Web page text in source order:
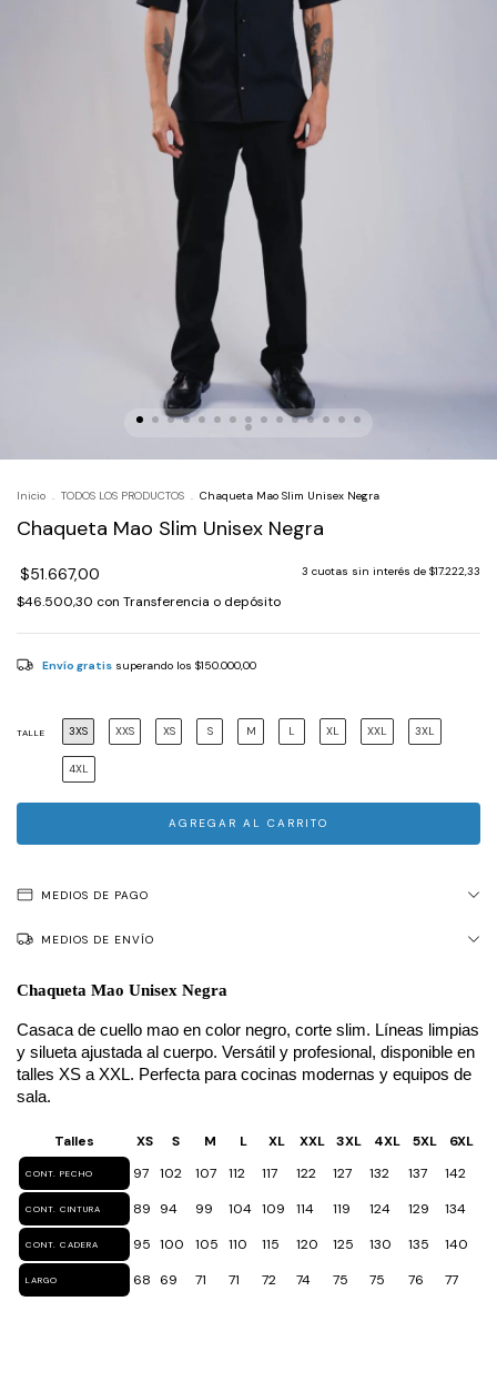
Inicio . TODOS LOS PRODUCTOS . Chaqueta Mao Slim Unisex Negra
Chaqueta Mao Slim Unisex Negra
$51.667,00 3 cuotas sin interés de $17.222,33
$46.500,30 con Transferencia o depósito
Envío gratis superando los $150.000,00
TALLE 3XS XXS XS S M L XL XXL 3XL
4XL
MEDIOS DE PAGO
MEDIOS DE ENVÍO
Chaqueta Mao Unisex Negra
Casaca de cuello mao en color negro, corte slim. Líneas limpias
y silueta ajustada al cuerpo. Versátil y profesional, disponible en
talles XS a XXL. Perfecta para cocinas modernas y equipos de
sala.
Talles XS S M L XL XXL 3XL 4XL 5XL 6XL
CONT. PECHO 97 102 107 112 117 122 127 132 137 142
CONT. CINTURA 89 94 99 104 109 114 119 124 129 134
CONT. CADERA 95 100 105 110 115 120 125 130 135 140
LARGO 68 69 71 71 72 74 75 75 76 77